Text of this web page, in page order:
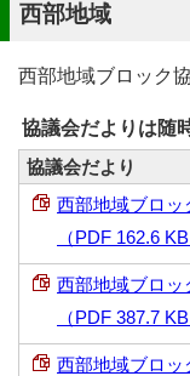
西部地域
西部地域ブロック
協議会だよりは随
協議会だより
西部地域ブロッ
（PDF 162.6 KB
西部地域ブロッ
（PDF 387.7 KB
西部地域ブロッ